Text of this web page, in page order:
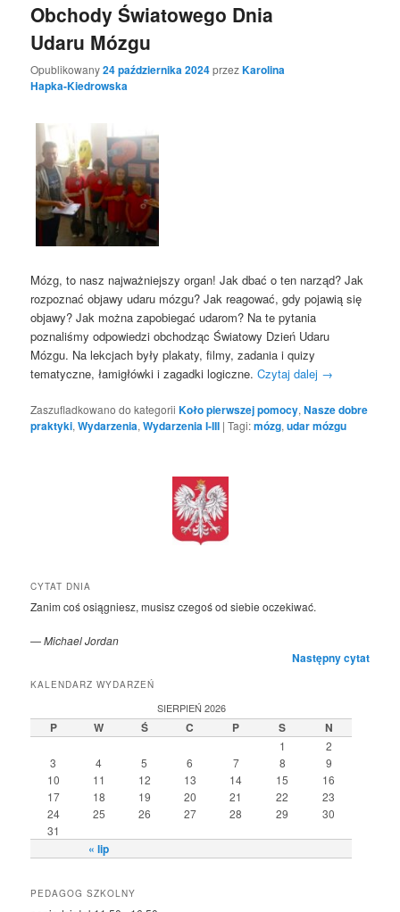
Obchody Światowego Dnia
Udaru Mózgu
Opublikowany24 października 2024przezKarolina
Hapka-Kiedrowska
Mózg, to nasz najważniejszy organ! Jak dbać o ten narząd? Jak
rozpoznać objawy udaru mózgu? Jak reagować, gdy pojawią się
objawy? Jak można zapobiegać udarom? Na te pytania
poznaliśmy odpowiedzi obchodząc Światowy Dzień Udaru
Mózgu. Na lekcjach były plakaty, filmy, zadania i quizy
tematyczne, łamigłówki i zagadki logiczne.Czytaj dalej →
Zaszufladkowano do kategorii Koło pierwszej pomocy,Nasze dobre
praktyki,Wydarzenia,Wydarzenia I-III |Tagi:mózg,udar mózgu
CYTAT DNIA
Zanim coś osiągniesz, musisz czegoś od siebie oczekiwać.
—Michael Jordan
Następny cytat
KALENDARZ WYDARZEŃ
SIERPIEŃ 2026
P W Ś C P S N
« lip
1
2
3
4 5 6 7 8
9
10
11 12 13 14 15
16
17
18 19 20 21 22
23
24
25 26 27 28 29
30
31
PEDAGOG SZKOLNY